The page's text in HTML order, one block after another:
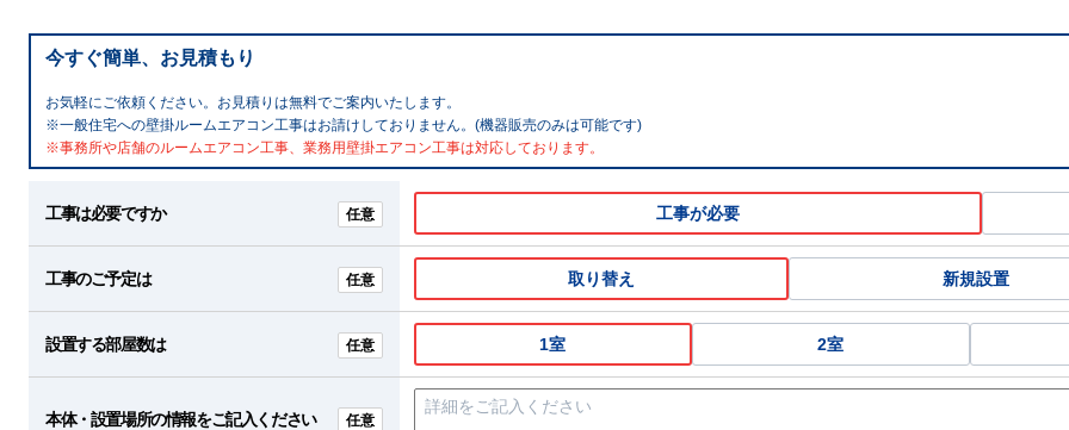
今すぐ簡単、お見積もり
お気軽にご依頼ください。お見積りは無料でご案内いたします。
※一般住宅への壁掛ルームエアコン工事はお請けしておりません。(機器販売のみは可能です)
※事務所や店舗のルームエアコン工事、業務用壁掛エアコン工事は対応しております。
工事は必要ですか 任意 工事が必要
工事のご予定は 任意 取り替え 新規設置
設置する部屋数は 任意 1室 2室
本体・設置場所の情報をご記入ください 任意